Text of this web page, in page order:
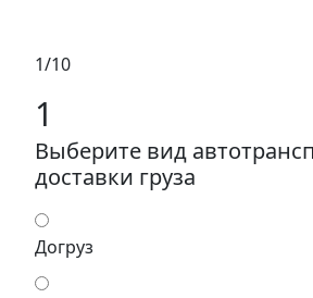
1/10
1
Выберите вид
доставки груза
Догруз